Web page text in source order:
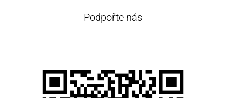
Podpořte nás